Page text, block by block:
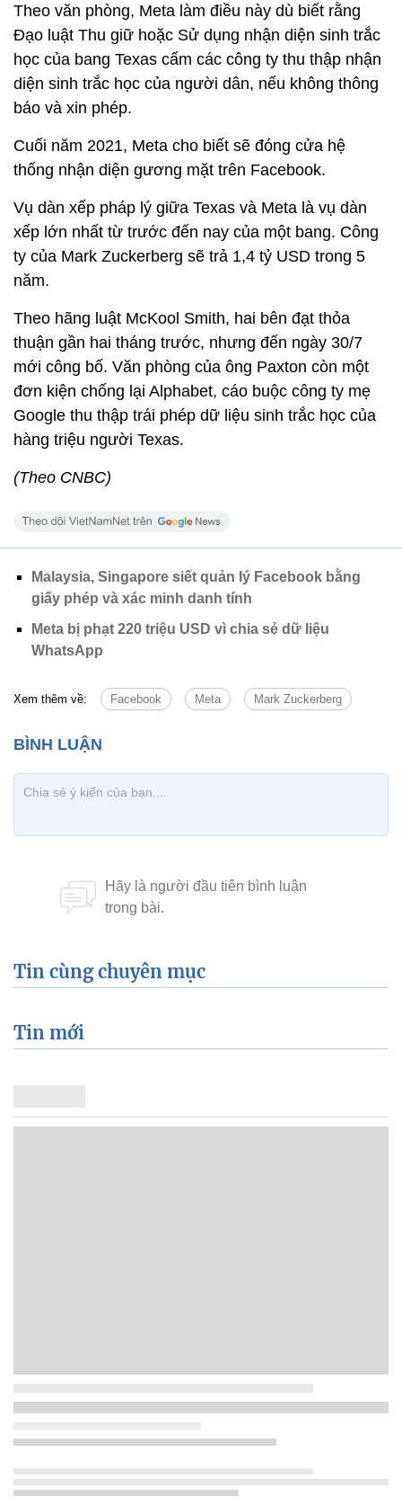
Theo văn phòng, Meta làm điều này dù biết rằng
Đạo luật Thu giữ hoặc Sử dụng nhận diện sinh trắc
học của bang Texas cấm các công ty thu thập nhận
diện sinh trắc học của người dân, nếu không thông
báo và xin phép.
Cuối năm 2021, Meta cho biết sẽ đóng cửa hệ
thống nhận diện gương mặt trên Facebook.
Vụ dàn xếp pháp lý giữa Texas và Meta là vụ dàn
xếp lớn nhất từ trước đến nay của một bang. Công
ty của Mark Zuckerberg sẽ trả 1,4 tỷ USD trong 5
năm.
Theo hãng luật McKool Smith, hai bên đạt thỏa
thuận gần hai tháng trước, nhưng đến ngày 30/7
mới công bố. Văn phòng của ông Paxton còn một
đơn kiện chống lại Alphabet, cáo buộc công ty mẹ
Google thu thập trái phép dữ liệu sinh trắc học của
hàng triệu người Texas.
(Theo CNBC)
Malaysia, Singapore siết quản lý Facebook bằng
giấy phép và xác minh danh tính
Meta bị phạt 220 triệu USD vì chia sẻ dữ liệu
WhatsApp
Xem thêm về: Facebook Meta Mark Zuckerberg
Tin cùng chuyên mục
Tin mới